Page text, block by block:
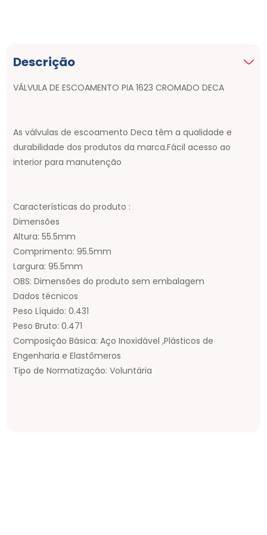
Descrição
VÁLVULA DE ESCOAMENTO PIA 1623 CROMADO DECA
As válvulas de escoamento Deca têm a qualidade e
durabilidade dos produtos da marca.Fácil acesso ao
interior para manutenção
Características do produto :
Dimensões
Altura: 55.5mm
Comprimento: 95.5mm
Largura: 95.5mm
OBS: Dimensões do produto sem embalagem
Dados técnicos
Peso Líquido: 0.431
Peso Bruto: 0.471
Composição Básica: Aço Inoxidável ,Plásticos de
Engenharia e Elastômeros
Tipo de Normatização: Voluntária